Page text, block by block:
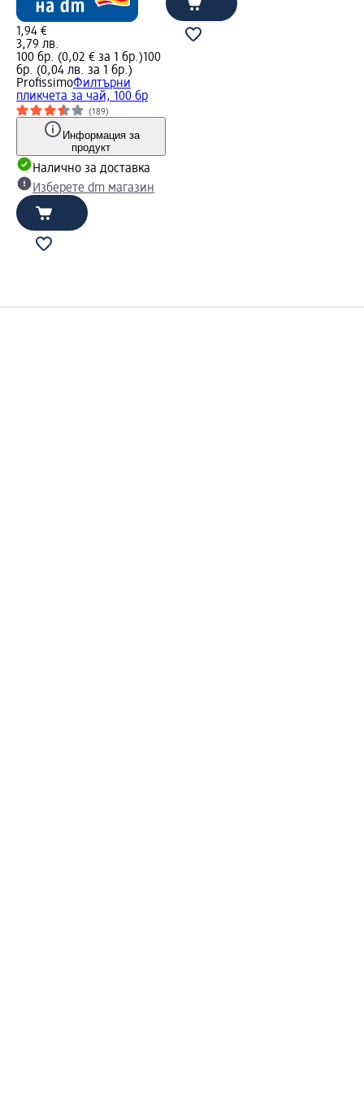
1,94 €
3,79 лв.
100 бр. (0,02 € за 1 бр.)100
бр. (0,04 лв. за 1 бр.)
ProfissimoФилтърни
пликчета за чай, 100 бр
(189)
Информация за
продукт
Налично за доставка
Изберете dm магазин